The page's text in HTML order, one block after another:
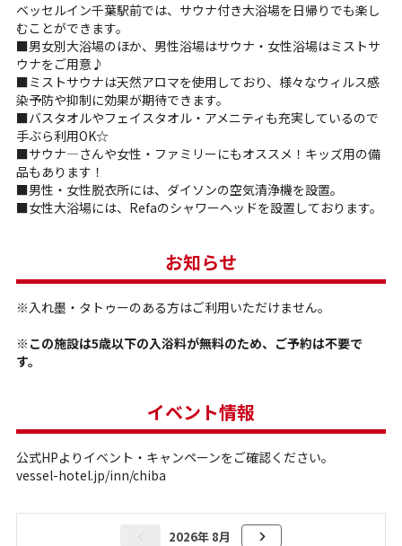
ベッセルイン千葉駅前では、サウナ付き大浴場を日帰りでも楽し
むことができます。
■男女別大浴場のほか、男性浴場はサウナ・女性浴場はミストサ
ウナをご用意♪
■ミストサウナは天然アロマを使用しており、様々なウィルス感
染予防や抑制に効果が期待できます。
■バスタオルやフェイスタオル・アメニティも充実しているので
手ぶら利用OK☆
■サウナ―さんや女性・ファミリーにもオススメ！キッズ用の備
品もあります！
■男性・女性脱衣所には、ダイソンの空気清浄機を設置。
■女性大浴場には、Refaのシャワーヘッドを設置しております。
お知らせ
※入れ墨・タトゥーのある方はご利用いただけません。
※この施設は5歳以下の入浴料が無料のため、ご予約は不要で
す。
イベント情報
公式HPよりイベント・キャンペーンをご確認ください。
vessel-hotel.jp/inn/chiba
2026年 8月